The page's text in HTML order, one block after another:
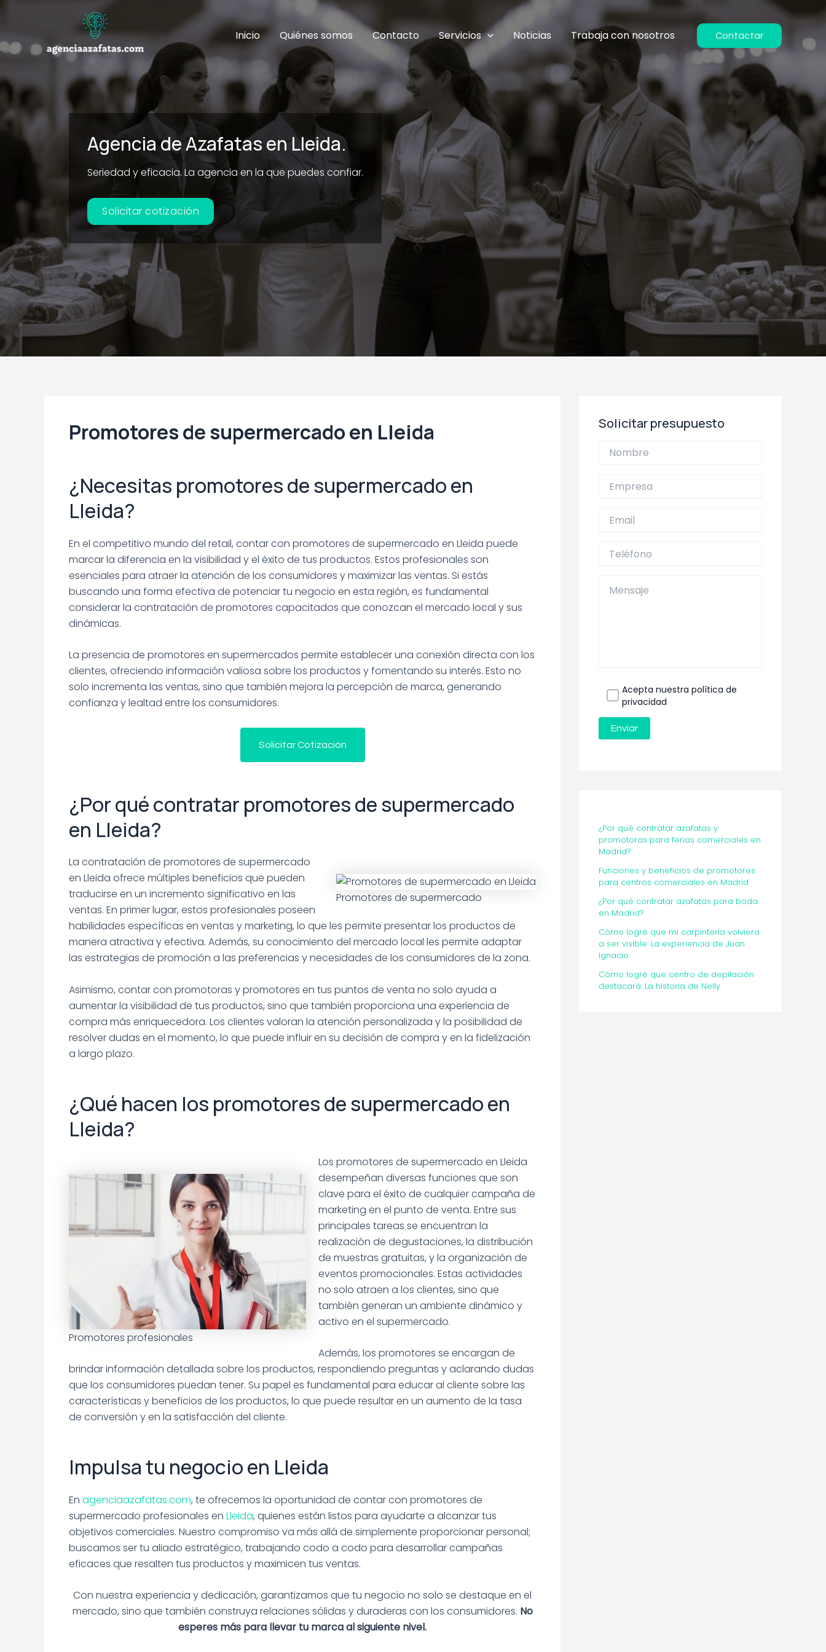
contenido
Inicio Quiénes somos Contacto Servicios Noticias Trabaja con nosotros Contactar
Agencia de Azafatas en Lleida.
Seriedad y eficacia. La agencia en la que puedes confiar.
Solicitar cotización
Promotores de supermercado en Lleida
¿Necesitas promotores de supermercado en
Lleida?
En el competitivo mundo del retail, contar con promotores de supermercado en Lleida puede
marcar la diferencia en la visibilidad y el éxito de tus productos. Estos profesionales son
esenciales para atraer la atención de los consumidores y maximizar las ventas. Si estás
buscando una forma efectiva de potenciar tu negocio en esta región, es fundamental
considerar la contratación de promotores capacitados que conozcan el mercado local y sus
dinámicas.
La presencia de promotores en supermercados permite establecer una conexión directa con los
clientes, ofreciendo información valiosa sobre los productos y fomentando su interés. Esto no
solo incrementa las ventas, sino que también mejora la percepción de marca, generando
confianza y lealtad entre los consumidores.
Solicitar Cotización
¿Por qué contratar promotores de supermercado
en Lleida?
Promotores de supermercado
La contratación de promotores de supermercado
en Lleida ofrece múltiples beneficios que pueden
traducirse en un incremento significativo en las
ventas. En primer lugar, estos profesionales poseen
habilidades específicas en ventas y marketing, lo que les permite presentar los productos de
manera atractiva y efectiva. Además, su conocimiento del mercado local les permite adaptar
las estrategias de promoción a las preferencias y necesidades de los consumidores de la zona.
Asimismo, contar con promotoras y promotores en tus puntos de venta no solo ayuda a
aumentar la visibilidad de tus productos, sino que también proporciona una experiencia de
compra más enriquecedora. Los clientes valoran la atención personalizada y la posibilidad de
resolver dudas en el momento, lo que puede influir en su decisión de compra y en la fidelización
a largo plazo.
¿Qué hacen los promotores de supermercado en
Lleida?
Promotores profesionales
Los promotores de supermercado en Lleida
desempeñan diversas funciones que son
clave para el éxito de cualquier campaña de
marketing en el punto de venta. Entre sus
principales tareas se encuentran la
realización de degustaciones, la distribución
de muestras gratuitas, y la organización de
eventos promocionales. Estas actividades
no solo atraen a los clientes, sino que
también generan un ambiente dinámico y
activo en el supermercado.
Además, los promotores se encargan de
brindar información detallada sobre los productos, respondiendo preguntas y aclarando dudas
que los consumidores puedan tener. Su papel es fundamental para educar al cliente sobre las
características y beneficios de los productos, lo que puede resultar en un aumento de la tasa
de conversión y en la satisfacción del cliente.
Impulsa tu negocio en Lleida
En agenciaazafatas.com, te ofrecemos la oportunidad de contar con promotores de
supermercado profesionales en Lleida, quienes están listos para ayudarte a alcanzar tus
objetivos comerciales. Nuestro compromiso va más allá de simplemente proporcionar personal;
buscamos ser tu aliado estratégico, trabajando codo a codo para desarrollar campañas
eficaces que resalten tus productos y maximicen tus ventas.
Con nuestra experiencia y dedicación, garantizamos que tu negocio no solo se destaque en el
mercado, sino que también construya relaciones sólidas y duraderas con los consumidores. No
esperes más para llevar tu marca al siguiente nivel.
Solicitar presupuesto
Acepta nuestra política de
privacidad
¿Por qué contratar azafatas y
promotoras para ferias comerciales en
Madrid?
Funciones y beneficios de promotores
para centros comerciales en Madrid
¿Por qué contratar azafatas para boda
en Madrid?
Cómo logré que mi carpintería volviera
a ser visible: La experiencia de Juan
Ignacio
Cómo logré que centro de depilación
destacará: La historia de Nelly